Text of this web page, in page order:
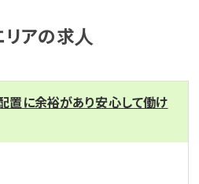
リアの求人
置に余裕があり安心して働け